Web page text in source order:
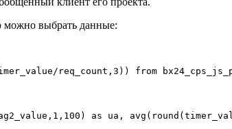
можно выбрать данные:
req_count,3)) from
as ua,